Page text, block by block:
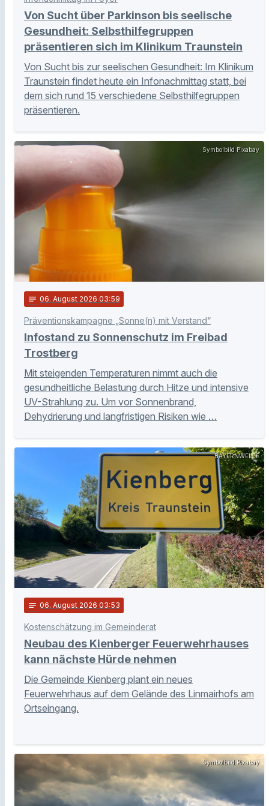
Von Sucht über Parkinson bis seelische
Gesundheit: Selbsthilfegruppen
präsentieren sich im Klinikum Traunstein
Von Sucht bis zur seelischen Gesundheit: Im Klinikum
Traunstein findet heute ein Infonachmittag statt, bei
dem sich rund 15 verschiedene Selbsthilfegruppen
präsentieren.
Symbolbild Pixabay
notes 06. August 2026 03:59
Präventionskampagne „Sonne(n) mit Verstand“
Infostand zu Sonnenschutz im Freibad
Trostberg
Mit steigenden Temperaturen nimmt auch die
gesundheitliche Belastung durch Hitze und intensive
UV-Strahlung zu. Um vor Sonnenbrand,
Dehydrierung und langfristigen Risiken wie …
BAYERNWELLE
notes 06. August 2026 03:53
Kostenschätzung im Gemeinderat
Neubau des Kienberger Feuerwehrhauses
kann nächste Hürde nehmen
Die Gemeinde Kienberg plant ein neues
Feuerwehrhaus auf dem Gelände des Linmairhofs am
Ortseingang.
Symbolbild Pixabay